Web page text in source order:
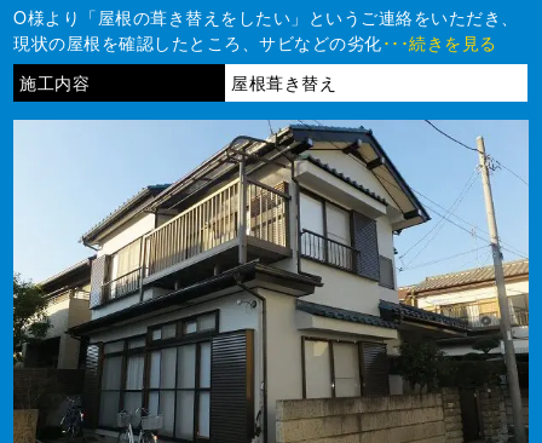
O様より「屋根の葺き替えをしたい」というご連絡をいただき、
現状の屋根を確認したところ、サビなどの劣化･･･続きを見る
施工内容
屋根葺き替え